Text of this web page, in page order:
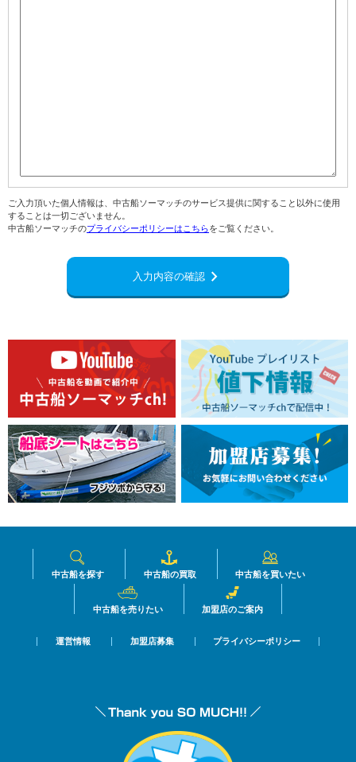
ご入力頂いた個人情報は、中古船ソーマッチのサービス提供に関すること以外に使用
することは一切ございません。
中古船ソーマッチのプライバシーポリシーはこちらをご覧ください。
入力内容の確認navigate_next
中古船を探す 中古船の買取 中古船を買いたい
中古船を売りたい 加盟店のご案内
運営情報 加盟店募集 プライバシーポリシー